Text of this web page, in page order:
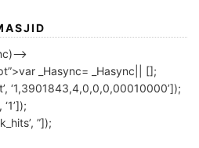
_Hasync= _Hasync|| [];
‘1,3901843,4,0,0,0,00010000’]);
”]);